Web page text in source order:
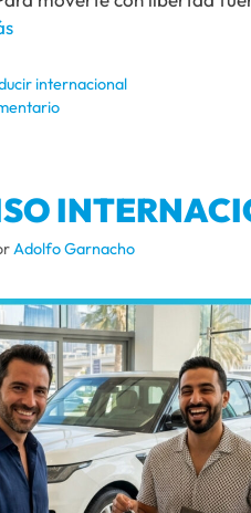
internacional
Adolfo Garnacho